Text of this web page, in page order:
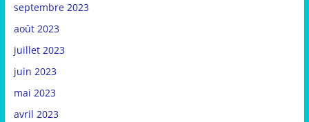
septembre 2023
août 2023
juillet 2023
juin 2023
mai 2023
avril 2023